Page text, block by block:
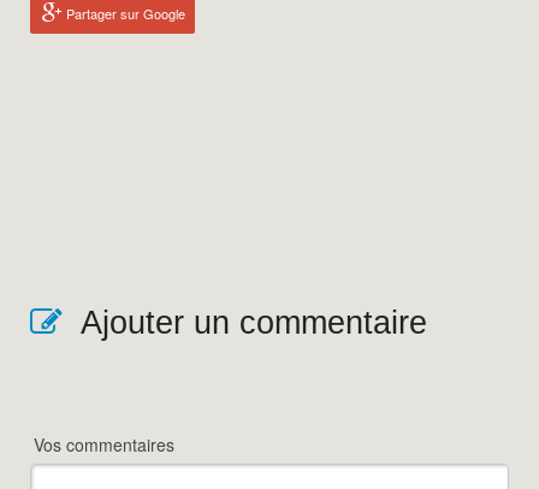
Partager sur Google
Ajouter un commentaire
Vos commentaires